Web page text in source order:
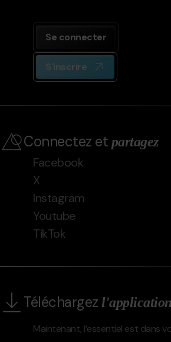
Se connecter
S'inscrire
Connectez et partagez
Facebook
X
Instagram
Youtube
TikTok
Téléchargezl'application
Maintenant, l’essentiel est dans